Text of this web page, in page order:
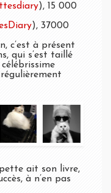
), 15 000
), 37000
c’est à présent
qui s’est taillé
ait son livre,
à n’en pas